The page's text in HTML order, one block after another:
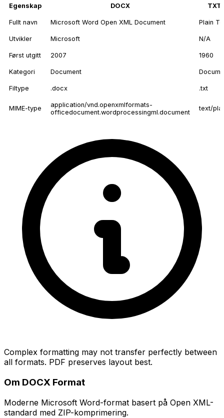
Egenskap DOCX TXT
Fullt navn Microsoft Word Open XML Document Plain
Utvikler Microsoft N/A
Først utgitt 2007 1960
Kategori Document
Filtype .docx .txt
MIME-type
application/vnd.openxmlformats-
officedocument.wordprocessingml.document
text/
Complex formatting may not transfer perfectly between
all formats. PDF preserves layout best.
Om DOCX Format
Moderne Microsoft Word-format basert på Open XML-
standard med ZIP-komprimering.